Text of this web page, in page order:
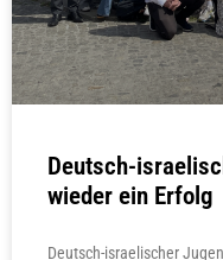
Deutsch-
wieder ein Erfolg
Deutsch-israelischer